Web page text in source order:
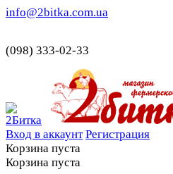
info@2bitka.com.ua
(098) 333-02-33
Вход в аккаунт Регистрация
Корзина пуста
Корзина пуста